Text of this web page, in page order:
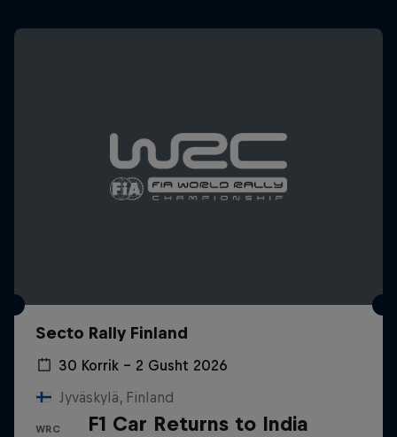
Secto Rally Finland
30 Korrik – 2 Gusht 2026
Jyväskylä, Finland
WRC F1 Car Returns to India